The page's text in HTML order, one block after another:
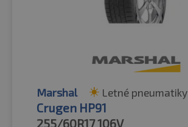
Marshal Letné pneumatiky
Crugen HP91
255/60R17106V